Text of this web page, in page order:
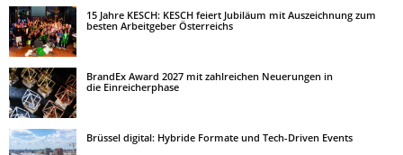
15 Jahre KESCH: KESCH feiert Jubiläum mit Auszeichnung zum
besten Arbeitgeber Österreichs
BrandEx Award 2027 mit zahlreichen Neuerungen in
die Einreicherphase
Brüssel digital: Hybride Formate und Tech-Driven Events